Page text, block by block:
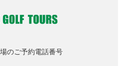
のご予約電話番号